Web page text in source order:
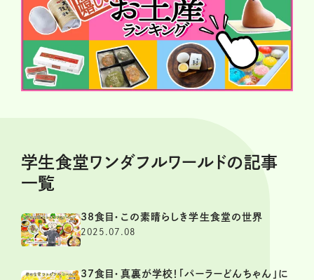
学生食堂ワンダフルワールドの記事
一覧
38食目・この素晴らしき学生食堂の世界
2025.07.08
37食目・真裏が学校！「パーラーどんちゃん」に